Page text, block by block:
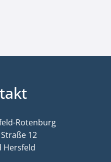
Rotenburg
12
Hersfeld